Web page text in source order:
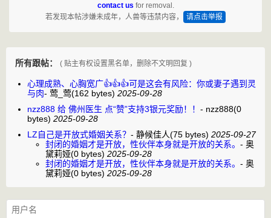
contact us for removal.
若发现本帖涉嫌未成年，人兽等违禁内容，
请点击举报
所有跟帖： ( 贴主有权设置黑名单，删除不文明回复 )
心理成熟、心胸宽广👍👍👍可是这会有风险：你或妻子遇到灵
与肉- 莺_莺(162 bytes) 2025-09-28
nzz888 给 佛州医生 点“赞”支持3银元奖励！！ - nzz888(0
bytes) 2025-09-28
LZ自己是开放式婚姻关系？ - 静候佳人(75 bytes) 2025-09-27
封闭的婚姻才是开放，性伙伴本身就是开放的关系。 - 奥
黛莉娅(0 bytes) 2025-09-28
封闭的婚姻才是开放，性伙伴本身就是开放的关系。 - 奥
黛莉娅(0 bytes) 2025-09-28